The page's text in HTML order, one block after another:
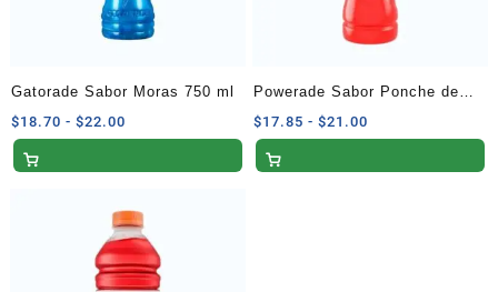
Gatorade Sabor Moras 750 ml
$18.70 - $22.00
de
$18.70
hasta
$22.00
Powerade Sabor Ponche de
Frutas 500 ml
$17.85 - $21.00
de